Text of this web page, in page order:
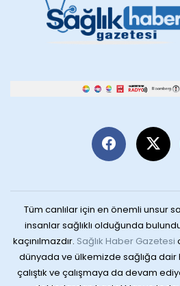
Tüm canlılar için en önemli unsur
insanlar sağlıklı olduğunda
kaçınılmazdır. Sağlık Haber Gazetesi
dünyada ve ülkemizde sağlığa
çalıştık ve çalışmaya da devam